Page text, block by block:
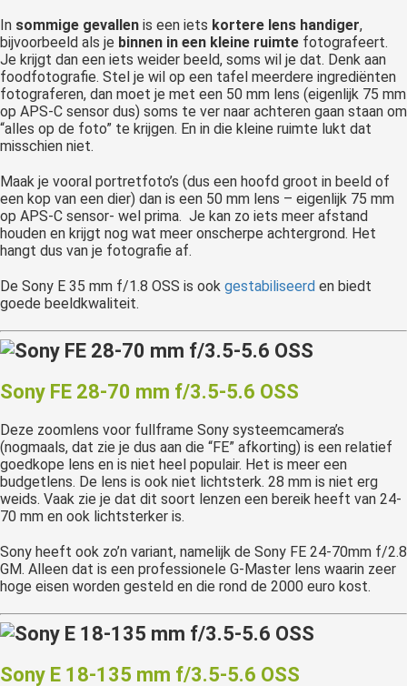
In sommige gevallen is een iets kortere lens handiger,
bijvoorbeeld als je binnen in een kleine ruimte fotografeert.
Je krijgt dan een iets weider beeld, soms wil je dat. Denk aan
foodfotografie. Stel je wil op een tafel meerdere ingrediënten
fotograferen, dan moet je met een 50 mm lens (eigenlijk 75 mm
op APS-C sensor dus) soms te ver naar achteren gaan staan om
“alles op de foto” te krijgen. En in die kleine ruimte lukt dat
misschien niet.
Maak je vooral portretfoto’s (dus een hoofd groot in beeld of
een kop van een dier) dan is een 50 mm lens – eigenlijk 75 mm
op APS-C sensor- wel prima. Je kan zo iets meer afstand
houden en krijgt nog wat meer onscherpe achtergrond. Het
hangt dus van je fotografie af.
De Sony E 35 mm f/1.8 OSS is ook gestabiliseerd en biedt
goede beeldkwaliteit.
Sony FE 28-70 mm f/3.5-5.6 OSS
Deze zoomlens voor fullframe Sony systeemcamera’s
(nogmaals, dat zie je dus aan die “FE” afkorting) is een relatief
goedkope lens en is niet heel populair. Het is meer een
budgetlens. De lens is ook niet lichtsterk. 28 mm is niet erg
weids. Vaak zie je dat dit soort lenzen een bereik heeft van 24-
70 mm en ook lichtsterker is.
Sony heeft ook zo’n variant, namelijk de Sony FE 24-70mm f/2.8
GM. Alleen dat is een professionele G-Master lens waarin zeer
hoge eisen worden gesteld en die rond de 2000 euro kost.
Sony E 18-135 mm f/3.5-5.6 OSS